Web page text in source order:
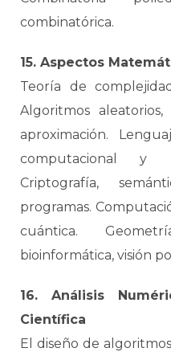
combinatórica.
15. Aspectos
Teoría de
Algoritmos
aproximación.
computacional y
Criptografía,
programas.
cuántica.
bioinformática, visión
16. Análisis
Científica
El diseño de